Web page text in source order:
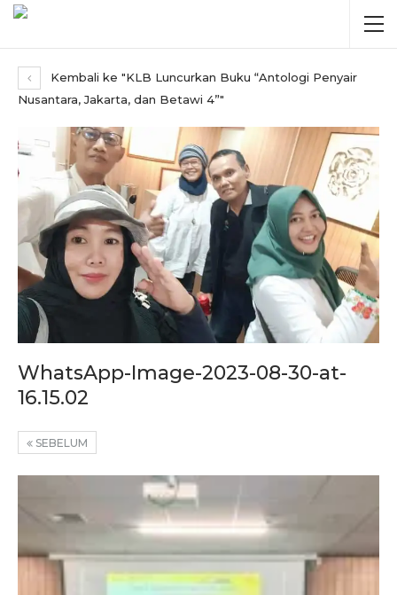
Kembali ke "KLB Luncurkan Buku “Antologi Penyair
Nusantara, Jakarta, dan Betawi 4”"
WhatsApp-Image-2023-08-30-at-
16.15.02
SEBELUM